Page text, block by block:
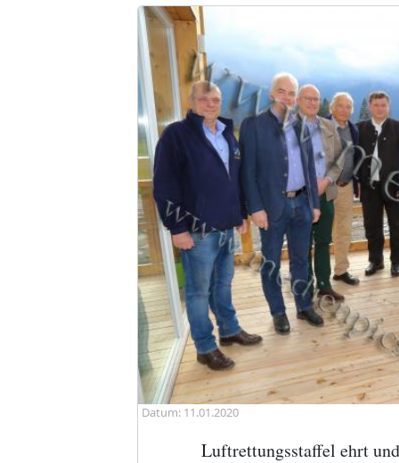
Datum: 11.01.2020
Luftrettungsstaffel ehrt